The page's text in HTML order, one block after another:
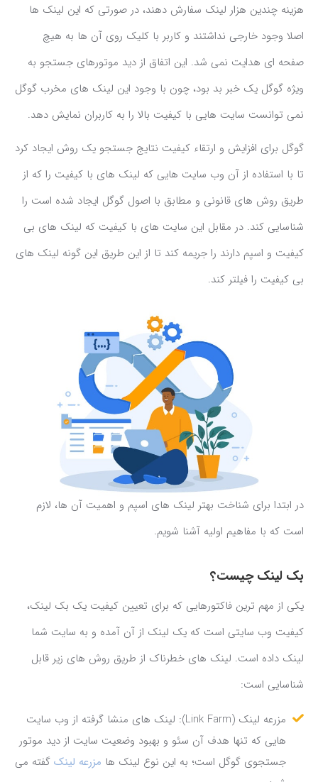
هزینه چندین هزار لینک سفارش دهند، در صورتی که این لینک ها
اصلا وجود خارجی نداشتند و کاربر با کلیک روی آن ها به هیچ
صفحه ای هدایت نمی شد. این اتفاق از دید موتورهای جستجو به
ویژه گوگل یک خبر بد بود، چون با وجود این لینک های مخرب گوگل
نمی توانست سایت هایی با کیفیت بالا را به کاربران نمایش دهد.
گوگل برای افزایش و ارتقاء کیفیت نتایج جستجو یک روش ایجاد کرد
تا با استفاده از آن وب سایت هایی که لینک های با کیفیت را که از
طریق روش های قانونی و مطابق با اصول گوگل ایجاد شده است را
شناسایی کند. در مقابل این سایت های با کیفیت که لینک های بی
کیفیت و اسپم دارند را جریمه کند تا از این طریق این گونه لینک های
بی کیفیت را فیلتر کند.
در ابتدا برای شناخت بهتر لینک های اسپم و اهمیت آن ها، لازم
است که با مفاهیم اولیه آشنا شویم.
بک لینک چیست؟
یکی از مهم ترین فاکتورهایی که برای تعیین کیفیت یک بک لینک،
کیفیت وب سایتی است که یک لینک از آن آمده و به سایت شما
لینک داده است. لینک های خطرناک از طریق روش های زیر قابل
شناسایی است:
مزرعه لینک (Link Farm): لینک های منشا گرفته از وب سایت
هایی که تنها هدف آن سئو و بهبود وضعیت سایت از دید موتور
جستجوی گوگل است؛ به این نوع لینک ها مزرعه لینک گفته می